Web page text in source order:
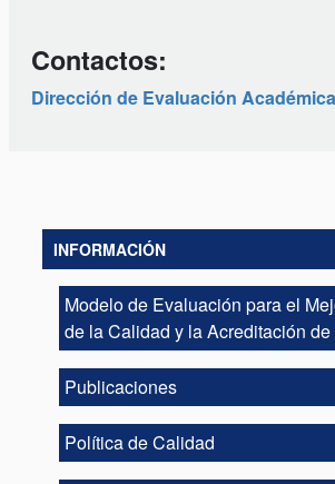
Contactos:
Dirección de Evaluación Académica
INFORMACIÓN
Modelo de Evaluación para el
de la Calidad y la Acreditación
Publicaciones
Política de Calidad